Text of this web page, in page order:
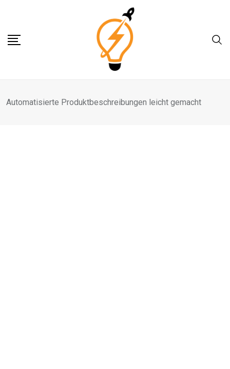
content
Automatisierte Produktbeschreibungen leicht gemacht